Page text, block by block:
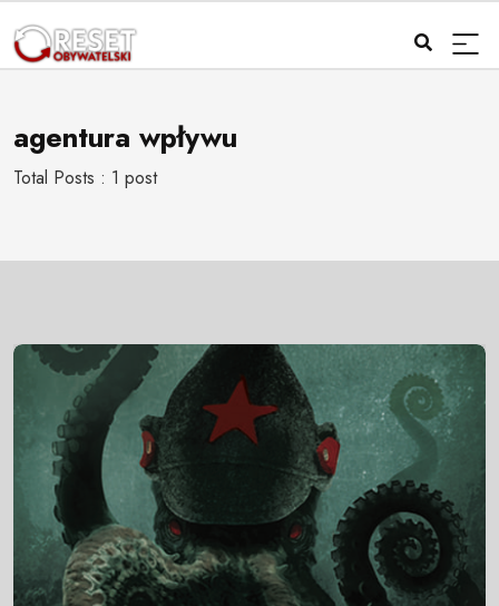
agentura wpływu
Total Posts : 1 post